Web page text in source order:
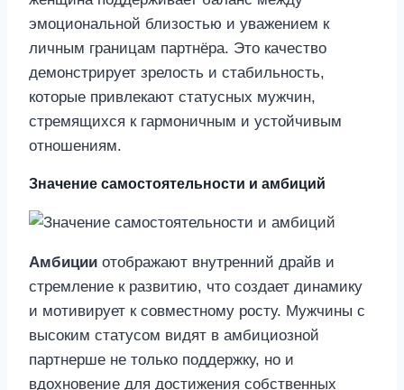
Значение самостоятельности и амбиций
Амбиции отображают внутренний драйв и
стремление к развитию, что создает динамику
и мотивирует к совместному росту. Мужчины с
высоким статусом видят в амбициозной
партнерше не только поддержку, но и
вдохновение для достижения собственных